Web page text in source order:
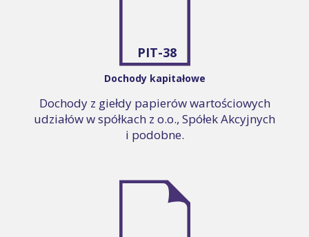
PIT-38
Dochody kapitałowe
Dochody z giełdy papierów wartościowych
udziałów w spółkach z o.o., Spółek Akcyjnych
i podobne.